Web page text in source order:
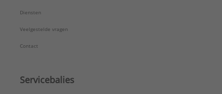
Diensten
Veelgestelde vragen
Contact
Servicebalies